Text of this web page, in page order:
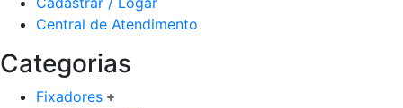
Central de Atendimento
Categorias
Fixadores